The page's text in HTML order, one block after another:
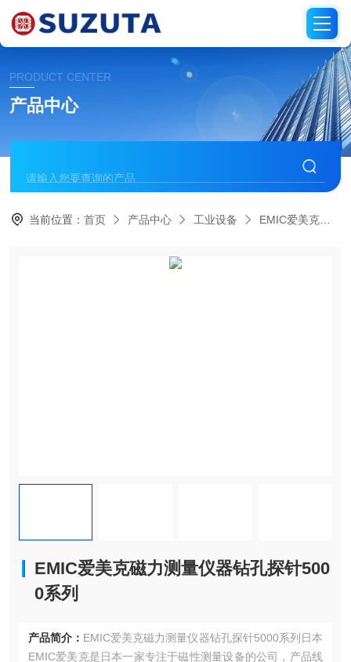
PRODUCT CENTER
产品中心
当前位置：首页 产品中心 工业设备 EMIC爱美克
EMIC爱美克磁力测量仪器钻孔探针500
0系列
产品简介： EMIC爱美克磁力测量仪器钻孔探针5000系列日本
EMIC爱美克是日本一家专注于磁性测量设备的公司，产品线